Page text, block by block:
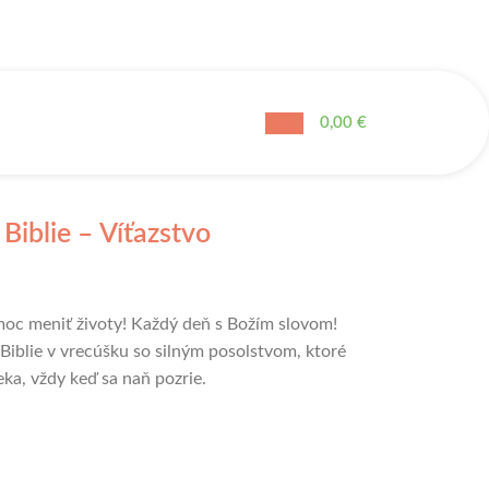
0,00 €
– Víťazstvo
meniť životy! Každý deň s Božím slovom!
v vrecúšku so silným posolstvom, ktoré
vždy keď sa naň pozrie.